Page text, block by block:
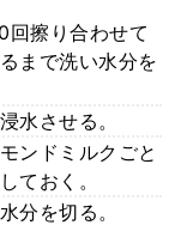
擦り合わせて
まで洗い水分を
水させる。
ンドミルクごと
ておく。
分を切る。